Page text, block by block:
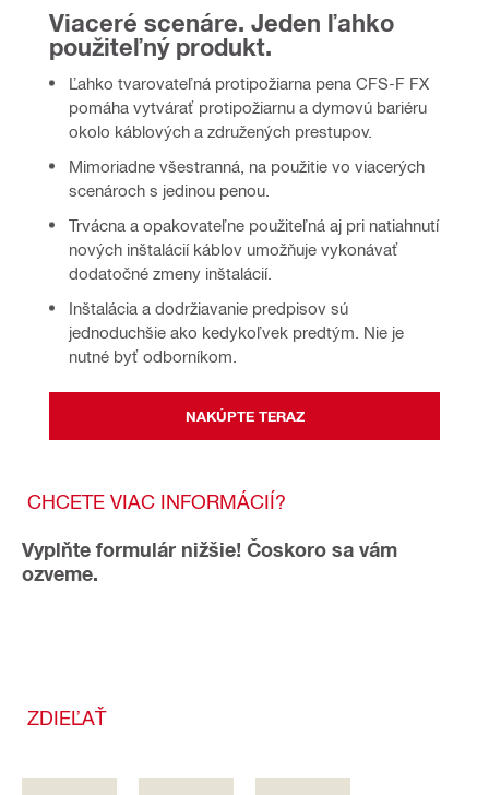
Viaceré scenáre. Jeden ľahko
použiteľný produkt.
Ľahko tvarovateľná protipožiarna pena CFS-F FX
pomáha vytvárať protipožiarnu a dymovú bariéru
okolo káblových a združených prestupov.
Mimoriadne všestranná, na použitie vo viacerých
scenároch s jedinou penou.
Trvácna a opakovateľne použiteľná aj pri natiahnutí
nových inštalácií káblov umožňuje vykonávať
dodatočné zmeny inštalácií.
Inštalácia a dodržiavanie predpisov sú
jednoduchšie ako kedykoľvek predtým. Nie je
nutné byť odborníkom.
NAKÚPTE TERAZ
CHCETE VIAC INFORMÁCIÍ?
Vyplňte formulár nižšie! Čoskoro sa vám
ozveme.
ZDIEĽAŤ